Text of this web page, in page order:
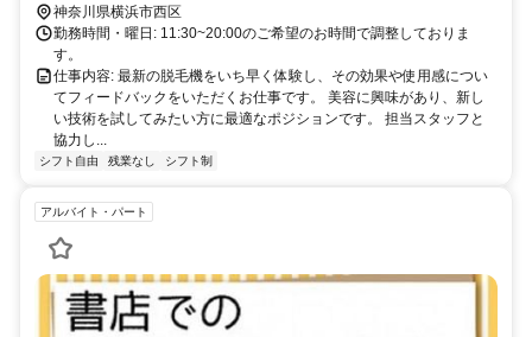
神奈川県横浜市西区
勤務時間・曜日: 11:30~20:00のご希望のお時間で調整しておりま
す。
仕事内容: 最新の脱毛機をいち早く体験し、その効果や使用感につい
てフィードバックをいただくお仕事です。 美容に興味があり、新し
い技術を試してみたい方に最適なポジションです。 担当スタッフと
協力し...
シフト自由 残業なし シフト制
アルバイト・パート